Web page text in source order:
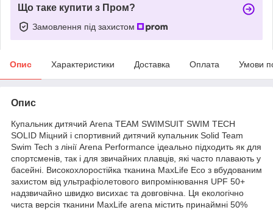
Що таке купити з Пром?
Замовлення під захистом
Опис Характеристики Доставка Оплата Умови
Опис
Купальник дитячий Arena TEAM SWIMSUIT SWIM TECH
SOLID Міцний і спортивний дитячий купальник Solid Team
Swim Tech з лінії Arena Performance ідеально підходить як для
спортсменів, так і для звичайних плавців, які часто плавають у
басейні. Високохлоростійка тканина MaxLife Eco з вбудованим
захистом від ультрафіолетового випромінювання UPF 50+
надзвичайно швидко висихає та довговічна. Ця екологічно
чиста версія тканини MaxLife arena містить принаймні 50%